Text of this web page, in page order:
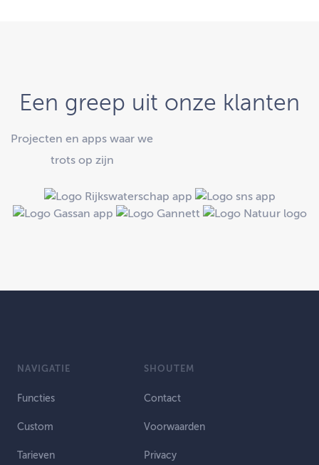
Een greep uit onze klanten
Projecten en apps waar we
trots op zijn
NAVIGATIE
Functies
Custom
Tarieven
SHOUTEM
Contact
Voorwaarden
Privacy